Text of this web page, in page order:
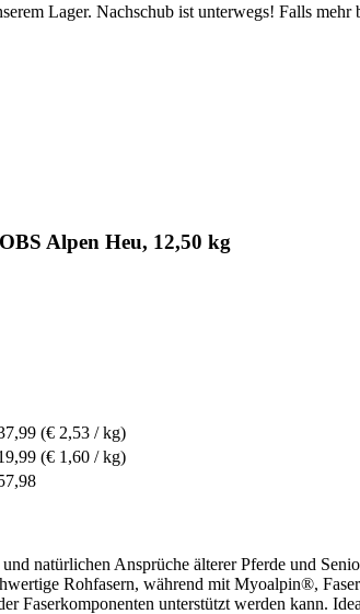
Lager. Nachschub ist unterwegs! Falls
Alpen Heu, 12,50 kg
(€ 2,53 / kg)
(€ 1,60 / kg)
natürlichen Ansprüche älterer Pferde und
Rohfasern, während mit Myoalpin®,
Faserkomponenten unterstützt werden kann.